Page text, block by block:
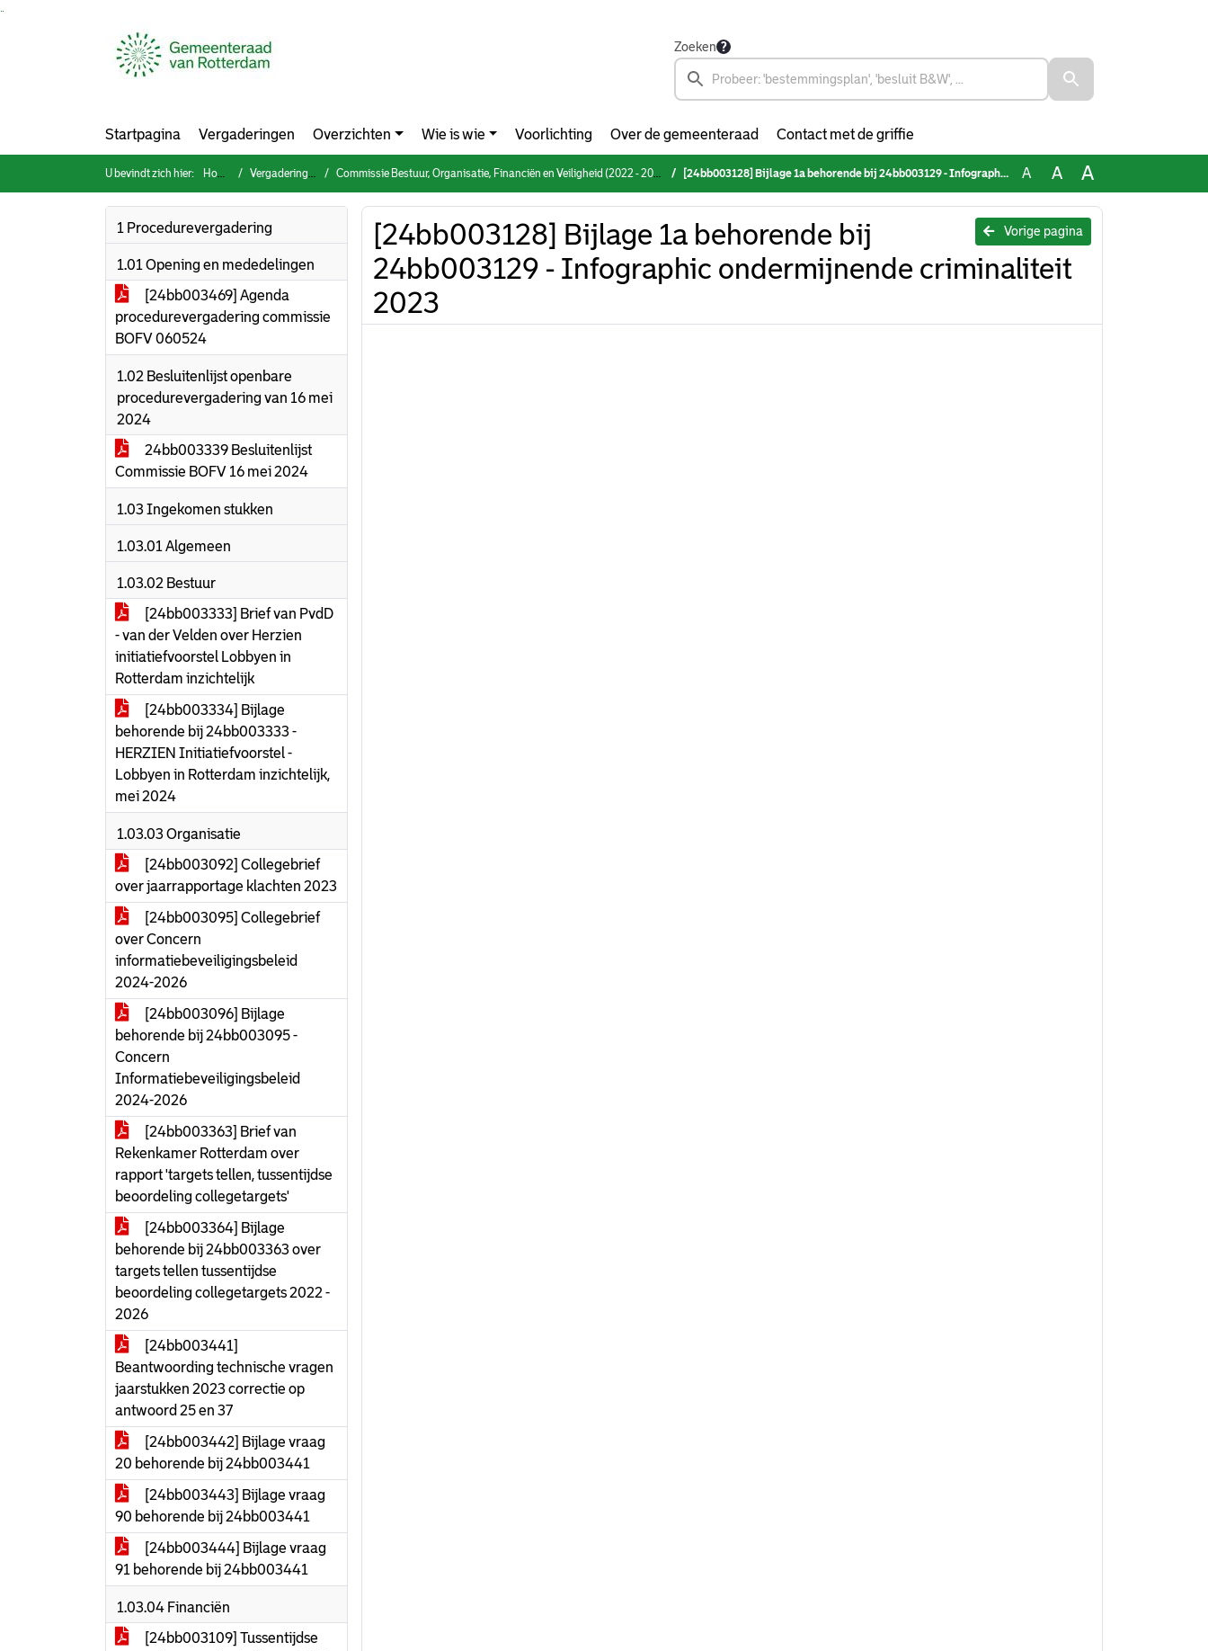
Zoeken
Startpagina Vergaderingen Overzichten Wie is wie Voorlichting Over de gemeenteraad Contact met de griffie
U bevindt zich hier: Home Vergaderingen Commissie Bestuur, Organisatie, Financiën en Veiligheid (2022 - 2026) (woensdag 5 juni 2024) [24bb003128] Bijlage 1a behorende bij 24bb003129 - Infographic ondermijnende criminaliteit 2023 A A A
1 Procedurevergadering
1.01 Opening en mededelingen
[24bb003469] Agenda
procedurevergadering commissie
BOFV 060524
1.02 Besluitenlijst openbare
procedurevergadering van 16 mei
2024
24bb003339 Besluitenlijst
Commissie BOFV 16 mei 2024
1.03 Ingekomen stukken
1.03.01 Algemeen
1.03.02 Bestuur
[24bb003333] Brief van PvdD
- van der Velden over Herzien
initiatiefvoorstel Lobbyen in
Rotterdam inzichtelijk
[24bb003334] Bijlage
behorende bij 24bb003333 -
HERZIEN Initiatiefvoorstel -
Lobbyen in Rotterdam inzichtelijk,
mei 2024
1.03.03 Organisatie
[24bb003092] Collegebrief
over jaarrapportage klachten 2023
[24bb003095] Collegebrief
over Concern
informatiebeveiligingsbeleid
2024-2026
[24bb003096] Bijlage
behorende bij 24bb003095 -
Concern
Informatiebeveiligingsbeleid
2024-2026
[24bb003363] Brief van
Rekenkamer Rotterdam over
rapport 'targets tellen, tussentijdse
beoordeling collegetargets'
[24bb003364] Bijlage
behorende bij 24bb003363 over
targets tellen tussentijdse
beoordeling collegetargets 2022 -
2026
[24bb003441]
Beantwoording technische vragen
jaarstukken 2023 correctie op
antwoord 25 en 37
[24bb003442] Bijlage vraag
20 behorende bij 24bb003441
[24bb003443] Bijlage vraag
90 behorende bij 24bb003441
[24bb003444] Bijlage vraag
91 behorende bij 24bb003441
1.03.04 Financiën
[24bb003109] Tussentijdse
Vorige pagina
[24bb003128] Bijlage 1a behorende bij
24bb003129 - Infographic ondermijnende criminaliteit
2023